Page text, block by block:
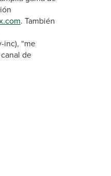
. También
inc), “me
de